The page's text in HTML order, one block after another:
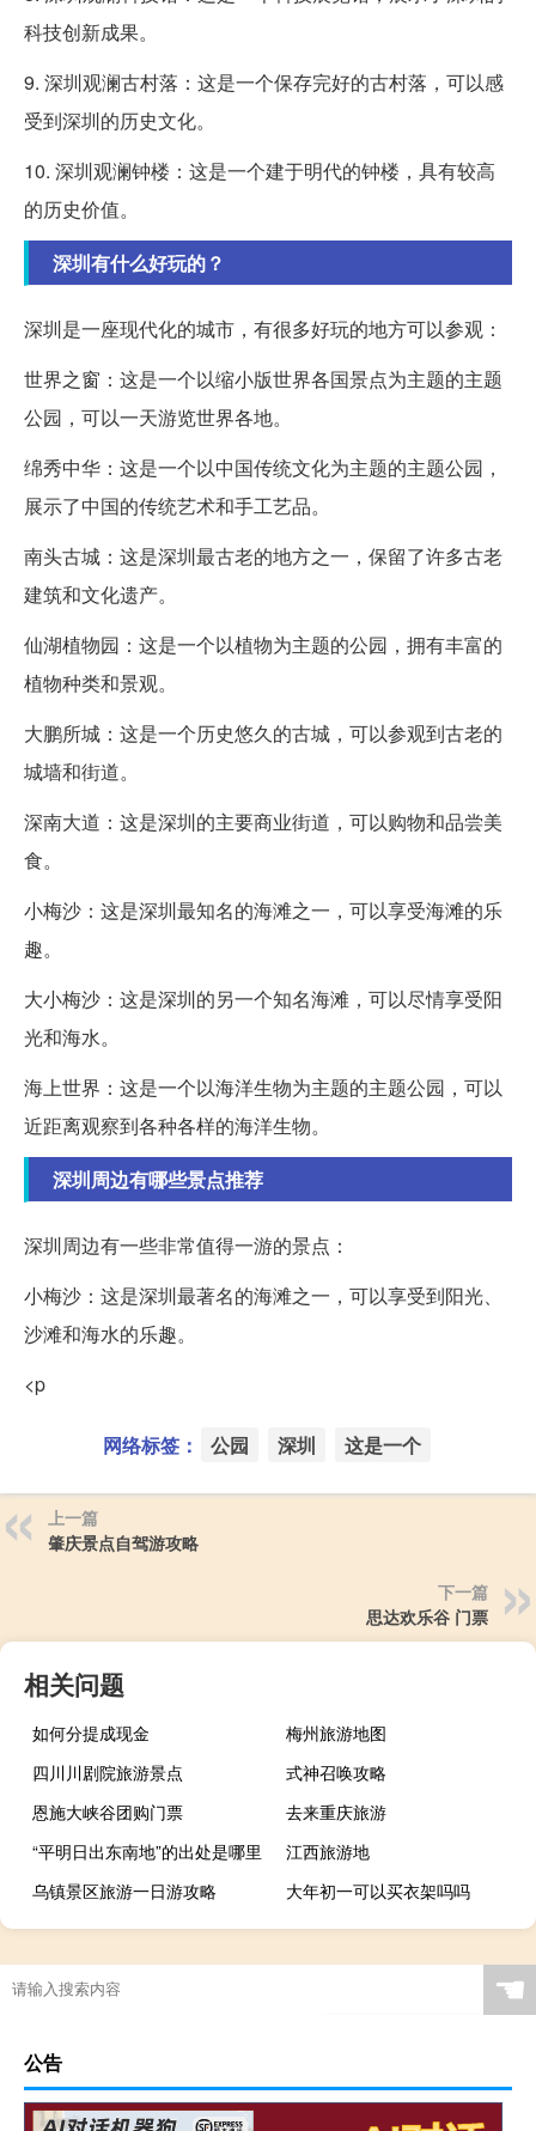
科技创新成果。
9. 深圳观澜古村落：这是一个保存完好的古村落，可以感
受到深圳的历史文化。
10. 深圳观澜钟楼：这是一个建于明代的钟楼，具有较高
的历史价值。
深圳有什么好玩的？
深圳是一座现代化的城市，有很多好玩的地方可以参观：
世界之窗：这是一个以缩小版世界各国景点为主题的主题
公园，可以一天游览世界各地。
绵秀中华：这是一个以中国传统文化为主题的主题公园，
展示了中国的传统艺术和手工艺品。
南头古城：这是深圳最古老的地方之一，保留了许多古老
建筑和文化遗产。
仙湖植物园：这是一个以植物为主题的公园，拥有丰富的
植物种类和景观。
大鹏所城：这是一个历史悠久的古城，可以参观到古老的
城墙和街道。
深南大道：这是深圳的主要商业街道，可以购物和品尝美
食。
小梅沙：这是深圳最知名的海滩之一，可以享受海滩的乐
趣。
大小梅沙：这是深圳的另一个知名海滩，可以尽情享受阳
光和海水。
海上世界：这是一个以海洋生物为主题的主题公园，可以
近距离观察到各种各样的海洋生物。
深圳周边有哪些景点推荐
深圳周边有一些非常值得一游的景点：
小梅沙：这是深圳最著名的海滩之一，可以享受到阳光、
沙滩和海水的乐趣。
<p
网络标签： 公园 深圳 这是一个
上一篇
肇庆景点自驾游攻略
下一篇
思达欢乐谷 门票
相关问题
如何分提成现金
梅州旅游地图
四川川剧院旅游景点
式神召唤攻略
恩施大峡谷团购门票
去来重庆旅游
“平明日出东南地”的出处是哪里
江西旅游地
乌镇景区旅游一日游攻略
大年初一可以买衣架吗吗
☚
公告